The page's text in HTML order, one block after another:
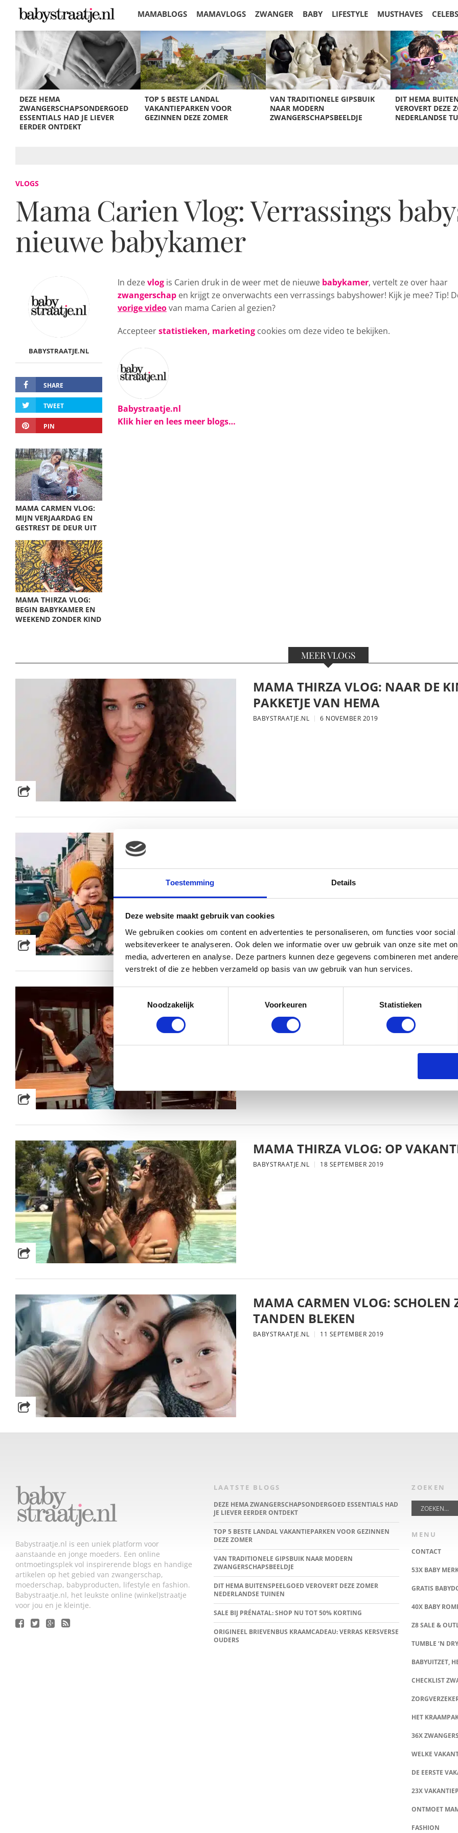
Toestemming Details
Deze website maakt gebruik van cookies
We gebruiken cookies om content en advertenties te personaliseren, om functies voor social
websiteverkeer te analyseren. Ook delen we informatie over uw gebruik van onze site met
media, adverteren en analyse. Deze partners kunnen deze gegevens combineren met
verstrekt of die ze hebben verzameld op basis van uw gebruik van hun services.
Noodzakelijk
Voorkeuren Statistieken
MAMABLOGS MAMAVLOGS ZWANGER BABY LIFESTYLE MUSTHAVES CELEBS
KORTINGEN
DEZE HEMA
ZWANGERSCHAPSONDERGOED
ESSENTIALS HAD JE LIEVER
EERDER ONTDEKT
TOP 5 BESTE LANDAL
VAKANTIEPARKEN VOOR
GEZINNEN DEZE ZOMER
VAN TRADITIONELE GIPSBUIK
NAAR MODERN
ZWANGERSCHAPSBEELDJE
DIT HEMA
VEROVERT DEZE
NEDERLANDSE
VLOGS
Mama Carien Vlog: Verrassings
nieuwe babykamer
BABYSTRAATJE.NL
SHARE
TWEET
PIN
MAMA CARMEN VLOG:
MIJN VERJAARDAG EN
GESTREST DE DEUR UIT
MAMA THIRZA VLOG:
BEGIN BABYKAMER EN
WEEKEND ZONDER KIND
In dezevlog is Carien druk in de weer met de nieuwe babykamer, vertelt ze over haar
zwangerschap en krijgt ze onverwachts een verrassings babyshower! Kijk je mee? Tip!
vorige videovan mama Carien al gezien?
Accepteerstatistieken, marketing cookies om deze video te bekijken.
Babystraatje.nl
Klik hier en lees meer blogs…
MEER VLOGS
MAMA THIRZA VLOG: NAAR DE
PAKKETJE VAN HEMA
BABYSTRAATJE.NL 6 NOVEMBER 2019
MAMA THIRZA VLOG: DE
MAMA THIRZA VLOG: HET IS
BABYSTRAATJE.NL
MAMA THIRZA VLOG: OP
BABYSTRAATJE.NL 18 SEPTEMBER 2019
MAMA CARMEN VLOG: SCHOLEN
TANDEN BLEKEN
BABYSTRAATJE.NL 11 SEPTEMBER 2019
Babystraatje.nl is een uniek platform voor
aanstaande en jonge moeders. Een online
ontmoetingsplek vol inspirerende blogs en handige
artikelen op het gebied van zwangerschap,
moederschap, babyproducten, lifestyle en fashion.
Babystraatje.nl, het leukste online (winkel)straatje
voor jou en je kleintje.
LAATSTE BLOGS
DEZE HEMA ZWANGERSCHAPSONDERGOED ESSENTIALS HAD
JE LIEVER EERDER ONTDEKT
TOP 5 BESTE LANDAL VAKANTIEPARKEN VOOR GEZINNEN
DEZE ZOMER
VAN TRADITIONELE GIPSBUIK NAAR MODERN
ZWANGERSCHAPSBEELDJE
DIT HEMA BUITENSPEELGOED VEROVERT DEZE ZOMER
NEDERLANDSE TUINEN
SALE BIJ PRÉNATAL: SHOP NU TOT 50% KORTING
ORIGINEEL BRIEVENBUS KRAAMCADEAU: VERRAS KERSVERSE
OUDERS
ZOEKEN
MENU
CONTACT
53X BABY
GRATIS
40X BABY
Z8 SALE &
TUMBLE ‘N
BABYUITZET,
CHECKLIST
HET
36X
WELKE
DE EERSTE
23X
ONTMOET
FASHION